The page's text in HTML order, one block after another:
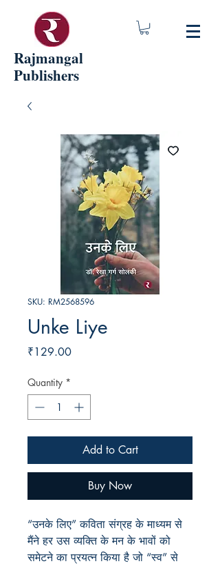
Rajmangal
Publishers
SKU: RM2568596
Unke Liye
₹129.00Price
Quantity *
Add to Cart
Buy Now
“उनके लिए” कविता संग्रह के माध्यम से
मैंने हर उस व्यक्ति के मन के भावों को
समेटने का प्रयत्न किया है जो “स्व” से